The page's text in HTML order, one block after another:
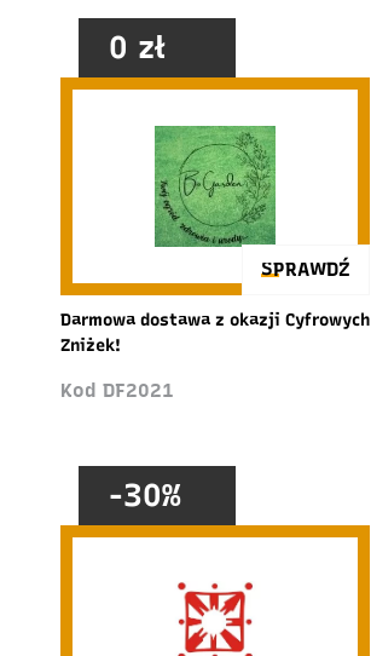
0 zł
SPRAWDŹ
Darmowa dostawa z okazji Cyfrowych
Zniżek!
Kod DF2021
-30%